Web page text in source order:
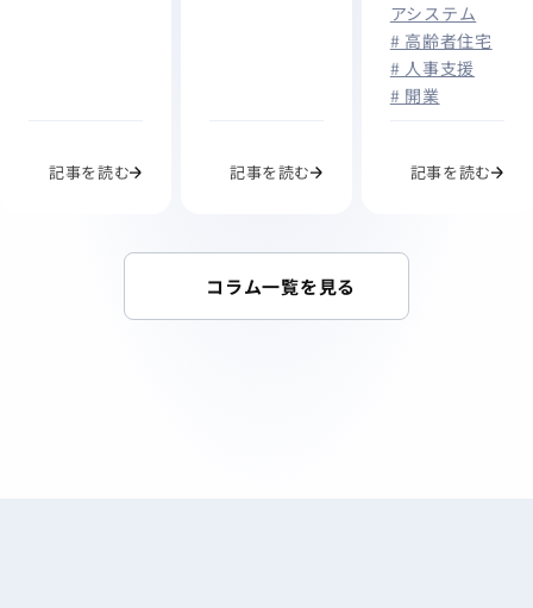
記事を読む 記事を読む
アシステム
# 高齢者住宅
# 人事支援
# 開業
記事を読む
コラム一覧を見る